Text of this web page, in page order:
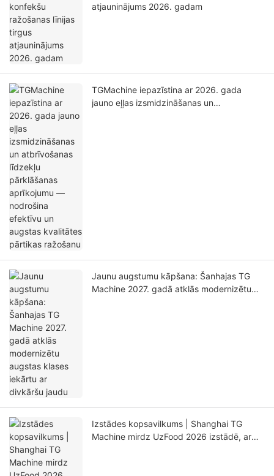
atjauninājums 2026. gadam
TGMachine iepazīstina ar 2026. gada
jauno eļļas izsmidzināšanas un
Jaunu augstumu kāpšana: Šanhajas TG
Machine 2027. gadā atklās modernizētu
Izstādes kopsavilkums | Shanghai TG
Machine mirdz UzFood 2026 izstādē, ar